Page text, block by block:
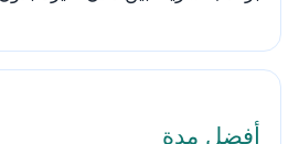
أفضل مدة